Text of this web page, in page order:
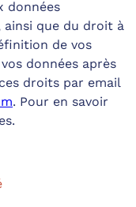
données
ainsi que du droit à
de vos
données après
droits par email
. Pour en savoir